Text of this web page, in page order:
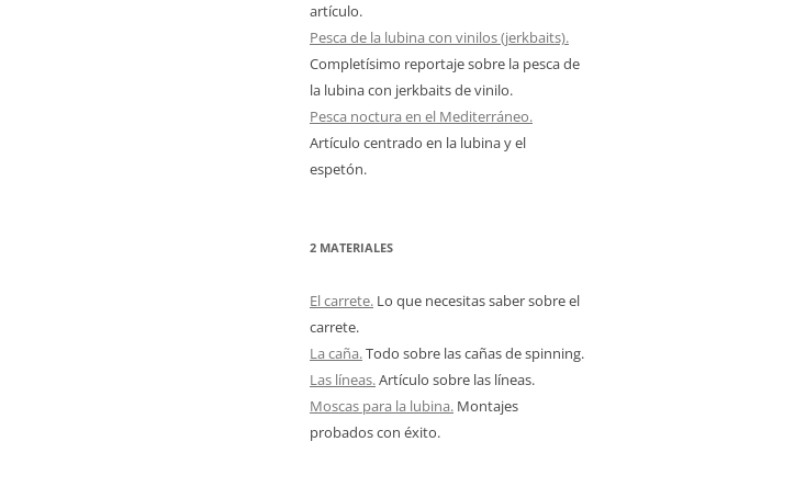
artículo.
Pesca de la lubina con vinilos (jerkbaits).
Completísimo reportaje sobre la pesca de
la lubina con jerkbaits de vinilo.
Pesca noctura en el Mediterráneo.
Artículo centrado en la lubina y el
espetón.
2 MATERIALES
El carrete. Lo que necesitas saber sobre el
carrete.
La caña.Todo sobre las cañas de spinning.
Las líneas.Artículo sobre las líneas.
Moscas para la lubina. Montajes
probados con éxito.